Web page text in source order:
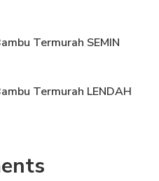
Termurah SEMIN
Termurah LENDAH